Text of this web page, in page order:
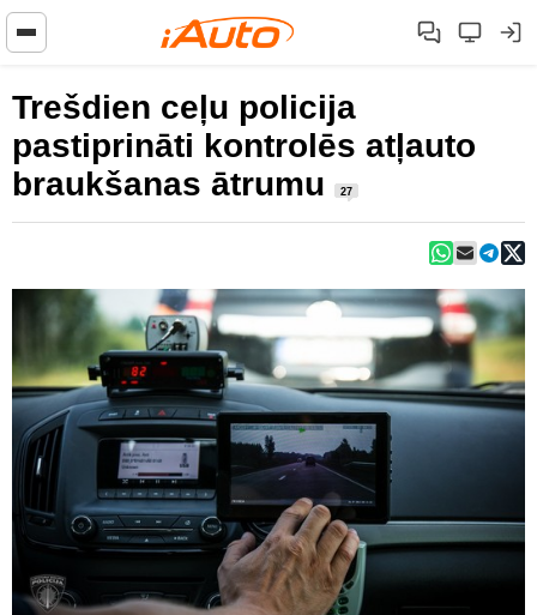
Trešdien ceļu policija
pastiprināti kontrolēs atļauto
braukšanas ātrumu
27